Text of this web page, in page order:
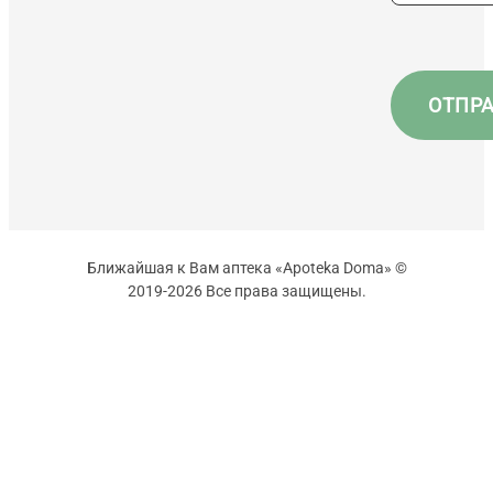
Ближайшая к Вам аптека «Apoteka Doma» ©
2019-2026 Все права защищены.